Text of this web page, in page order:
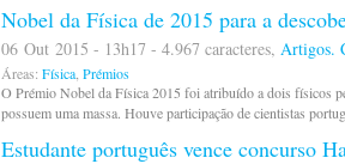
Nobel da Física de 2015 para a
06 Out 2015 - 13h17 - 4.967 caracteres, Artigos.
Áreas: Física Prémios
O Prémio Nobel da Física 2015 foi atribuído a dois físicos
possuem uma massa. Houve participação de cientistas
Estudante português vence concurso